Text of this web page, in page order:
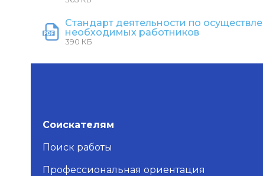
Стандарт деятельности по
необходимых работников
390 КБ
Соискателям
Поиск работы
Профессиональная ориентация